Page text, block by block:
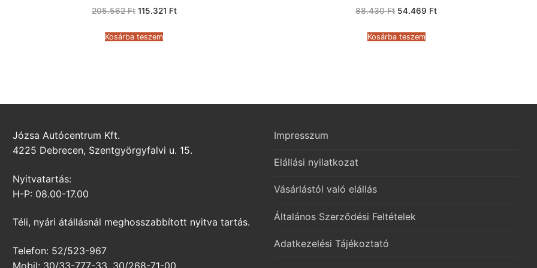
205.562Ft Original
205.562 Ft.
115.321 FtCurrent
Kosárba teszem
88.430Ft Original
88.430 Ft.
54.469 FtCurrent
Kosárba teszem
Józsa Autócentrum Kft.
4225 Debrecen, Szentgyörgyfalvi u. 15.
Nyitvatartás:
H-P: 08.00-17.00
Téli, nyári átállásnál meghosszabbított nyitva tartás.
Telefon: 52/523-967
Mobil: 30/33-777-33, 30/268-71-00
Impresszum
Elállási nyilatkozat
Vásárlástól való elállás
Általános Szerződési Feltételek
Adatkezelési Tájékoztató